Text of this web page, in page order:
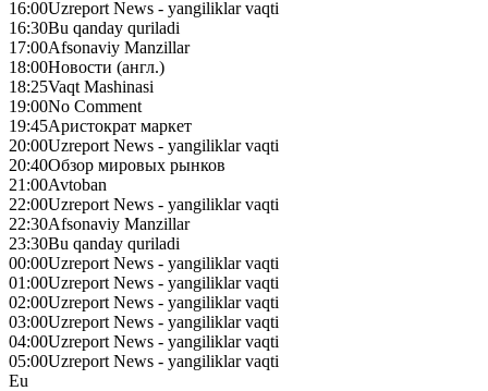
16:00Uzreport News - yangiliklar vaqti
16:30Bu qanday quriladi
17:00Afsonaviy Manzillar
18:00Новости (англ.)
18:25Vaqt Mashinasi
19:00No Сomment
19:45Аристократ маркет
20:00Uzreport News - yangiliklar vaqti
20:40Обзор мировых рынков
21:00Avtoban
22:00Uzreport News - yangiliklar vaqti
22:30Afsonaviy Manzillar
23:30Bu qanday quriladi
00:00Uzreport News - yangiliklar vaqti
01:00Uzreport News - yangiliklar vaqti
02:00Uzreport News - yangiliklar vaqti
03:00Uzreport News - yangiliklar vaqti
04:00Uzreport News - yangiliklar vaqti
05:00Uzreport News - yangiliklar vaqti
Eu